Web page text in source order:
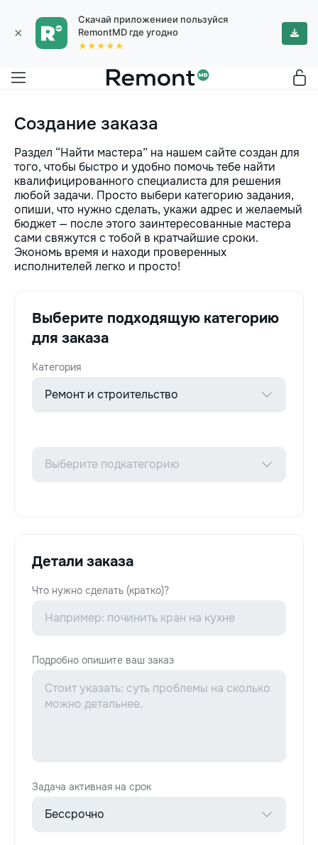
×
Скачай приложениеи пользуйся
RemontMD где угодно
★★★★★
Создание заказа
Раздел “Найти мастера” на нашем сайте создан для
того, чтобы быстро и удобно помочь тебе найти
квалифицированного специалиста для решения
любой задачи. Просто выбери категорию задания,
опиши, что нужно сделать, укажи адрес и желаемый
бюджет — после этого заинтересованные мастера
сами свяжутся с тобой в кратчайшие сроки.
Экономь время и находи проверенных
исполнителей легко и просто!
Выберите подходящую категорию
для заказа
Категория
Детали заказа
Что нужно сделать (кратко)?
Подробно опишите ваш заказ
Задача активная на срок